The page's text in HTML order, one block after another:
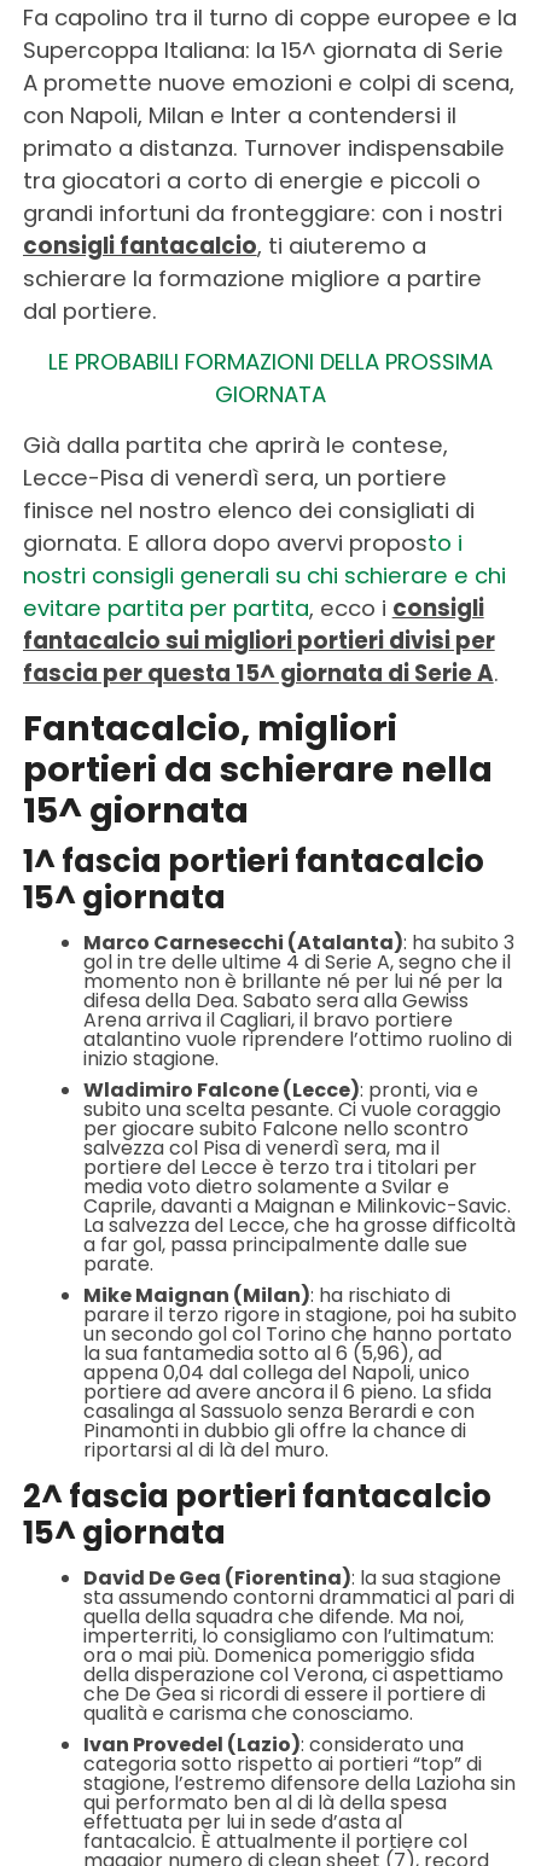
Fa capolino tra il turno di coppe europee e la
Supercoppa Italiana: la 15^ giornata di Serie
A promette nuove emozioni e colpi di scena,
con Napoli, Milan e Inter a contendersi il
primato a distanza. Turnover indispensabile
tra giocatori a corto di energie e piccoli o
grandi infortuni da fronteggiare: con i nostri
consigli fantacalcio, ti aiuteremo a
schierare la formazione migliore a partire
dal portiere.
LE PROBABILI FORMAZIONI DELLA PROSSIMA
GIORNATA
Già dalla partita che aprirà le contese,
Lecce-Pisa di venerdì sera, un portiere
finisce nel nostro elenco dei consigliati di
giornata. E allora dopo avervi proposto i
nostri consigli generali su chi schierare e chi
evitare partita per partita, ecco i consigli
fantacalcio sui migliori portieri divisi per
fascia per questa 15^ giornata di Serie A.
Fantacalcio, migliori
portieri da schierare nella
15^ giornata
1^ fascia portieri fantacalcio
15^ giornata
Marco Carnesecchi (Atalanta): ha subito 3
gol in tre delle ultime 4 di Serie A, segno che il
momento non è brillante né per lui né per la
difesa della Dea. Sabato sera alla Gewiss
Arena arriva il Cagliari, il bravo portiere
atalantino vuole riprendere l’ottimo ruolino di
inizio stagione.
Wladimiro Falcone (Lecce): pronti, via e
subito una scelta pesante. Ci vuole coraggio
per giocare subito Falcone nello scontro
salvezza col Pisa di venerdì sera, ma il
portiere del Lecce è terzo tra i titolari per
media voto dietro solamente a Svilar e
Caprile, davanti a Maignan e Milinkovic-Savic.
La salvezza del Lecce, che ha grosse difficoltà
a far gol, passa principalmente dalle sue
parate.
Mike Maignan (Milan): ha rischiato di
parare il terzo rigore in stagione, poi ha subito
un secondo gol col Torino che hanno portato
la sua fantamedia sotto al 6 (5,96), ad
appena 0,04 dal collega del Napoli, unico
portiere ad avere ancora il 6 pieno. La sfida
casalinga al Sassuolo senza Berardi e con
Pinamonti in dubbio gli offre la chance di
riportarsi al di là del muro.
2^ fascia portieri fantacalcio
15^ giornata
David De Gea (Fiorentina): la sua stagione
sta assumendo contorni drammatici al pari di
quella della squadra che difende. Ma noi,
imperterriti, lo consigliamo con l’ultimatum:
ora o mai più. Domenica pomeriggio sfida
della disperazione col Verona, ci aspettiamo
che De Gea si ricordi di essere il portiere di
qualità e carisma che conosciamo.
Ivan Provedel (Lazio): considerato una
categoria sotto rispetto ai portieri “top” di
stagione, l’estremo difensore della Lazioha sin
qui performato ben al di là della spesa
effettuata per lui in sede d’asta al
fantacalcio. È attualmente il portiere col
maggior numero di clean sheet (7), record